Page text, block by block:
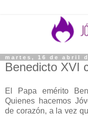
martes, 16 de abril
Benedicto XVI
El Papa emérito
Quienes hacemos
de corazón, a la vez